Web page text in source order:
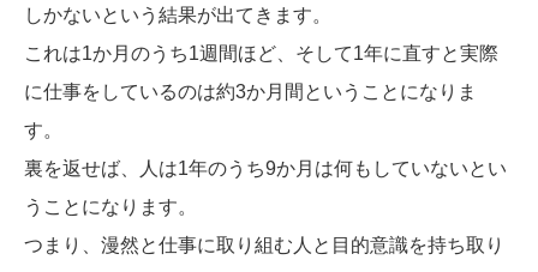
しかないという結果が出てきます。
これは1か月のうち1週間ほど、そして1年に直すと実際
に仕事をしているのは約3か月間ということになりま
す。
裏を返せば、人は1年のうち9か月は何もしていないとい
うことになります。
つまり、漫然と仕事に取り組む人と目的意識を持ち取り